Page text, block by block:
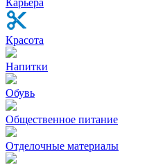
Красота
Напитки
Обувь
Общественное питание
Отделочные материалы